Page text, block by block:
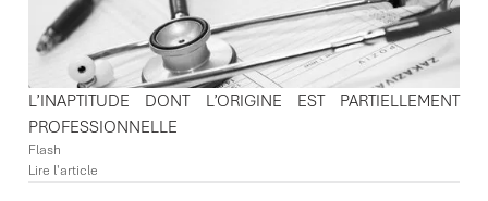
L’INAPTITUDE DONT L’ORIGINE EST PARTIELLEMENT
PROFESSIONNELLE
Flash
Lire l'article